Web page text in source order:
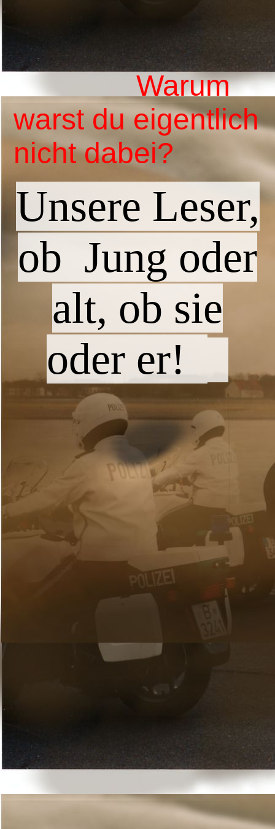
Warum
warst du eigentlich
nicht dabei?
Unsere Leser,
ob Jung oder
alt, ob sie
oder er!